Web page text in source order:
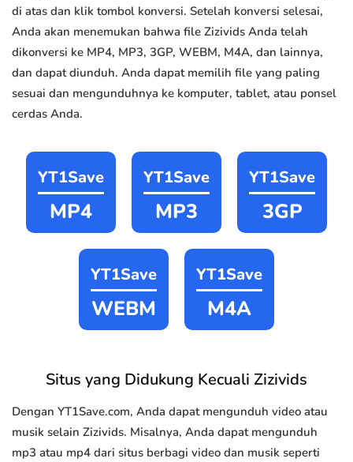
di atas dan klik tombol konversi. Setelah konversi selesai,
Anda akan menemukan bahwa file Zizivids Anda telah
dikonversi ke MP4, MP3, 3GP, WEBM, M4A, dan lainnya,
dan dapat diunduh. Anda dapat memilih file yang paling
sesuai dan mengunduhnya ke komputer, tablet, atau ponsel
cerdas Anda.
YT1Save
MP4
YT1Save
MP3
YT1Save
3GP
YT1Save
WEBM
YT1Save
M4A
Situs yang Didukung Kecuali Zizivids
Dengan YT1Save.com, Anda dapat mengunduh video atau
musik selain Zizivids. Misalnya, Anda dapat mengunduh
mp3 atau mp4 dari situs berbagi video dan musik seperti